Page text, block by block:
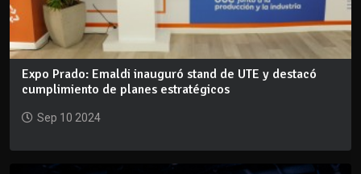
Expo Prado: Emaldi inauguró stand de UTE y destacó
cumplimiento de planes estratégicos
Sep 10 2024